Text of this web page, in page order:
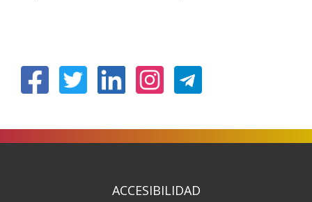
ACCESIBILIDAD